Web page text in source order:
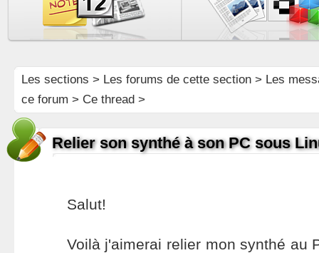
Les sections > Les forums de cette section> Les
ce forum > Ce thread >
Relier son synthé à son PC sous
Salut!
Voilà j'aimerai relier mon synthé au